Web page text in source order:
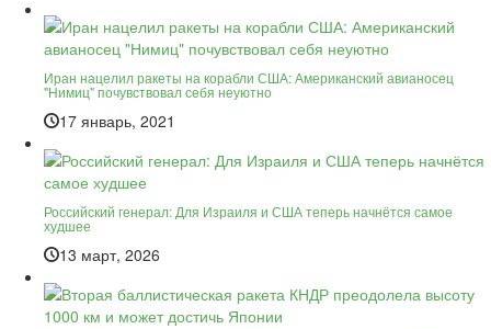
Иран нацелил ракеты на корабли США: Американский авианосец
"Нимиц" почувствовал себя неуютно
17 январь, 2021
Российский генерал: Для Израиля и США теперь начнётся самое
худшее
13 март, 2026